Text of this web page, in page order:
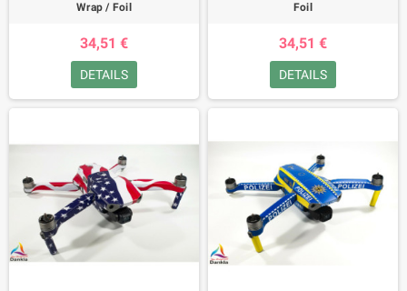
Wrap / Foil
34,51 €
DETAILS
Foil
34,51 €
DETAILS